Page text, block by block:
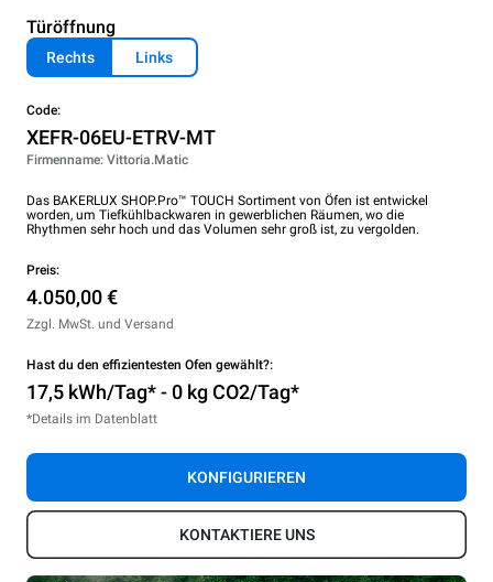
Türöffnung
Rechts Links
Code:
XEFR-06EU-ETRV-MT
Firmenname: Vittoria.Matic
Das BAKERLUX SHOP.Pro™ TOUCH Sortiment von Öfen ist entwickel
worden, um Tiefkühlbackwaren in gewerblichen Räumen, wo die
Rhythmen sehr hoch und das Volumen sehr groß ist, zu vergolden.
Preis:
4.050,00 €
Zzgl. MwSt. und Versand
Hast du den effizientesten Ofen gewählt?:
17,5 kWh/Tag* - 0 kg CO2/Tag*
*Details im Datenblatt
KONFIGURIEREN
KONTAKTIERE UNS